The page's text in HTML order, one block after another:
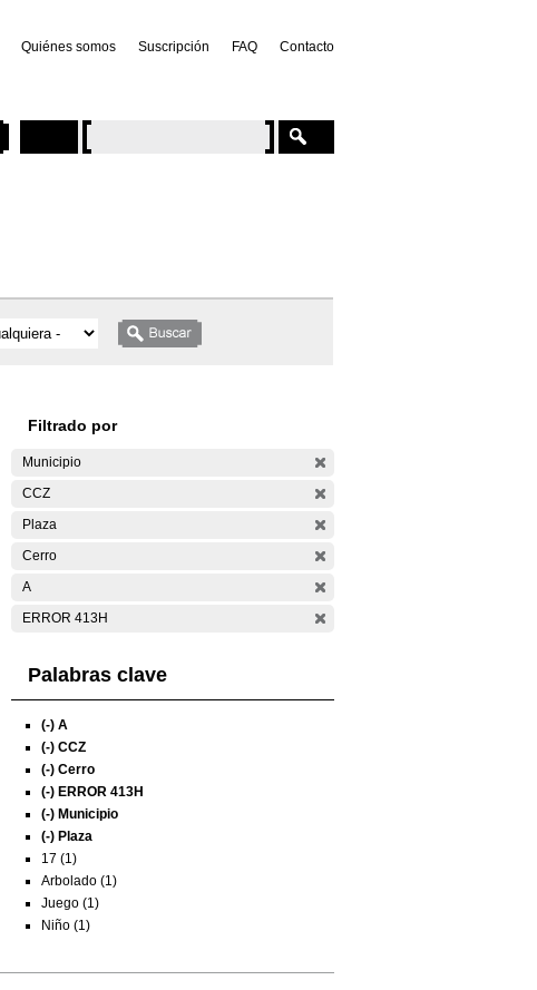
Quiénes somos Suscripción FAQ Contacto
Filtrado por
Municipio
CCZ
Plaza
Cerro
A
ERROR 413H
Palabras clave
(-) A
(-) CCZ
(-) Cerro
(-) ERROR 413H
(-) Municipio
(-) Plaza
17 (1)
Arbolado (1)
Juego (1)
Niño (1)